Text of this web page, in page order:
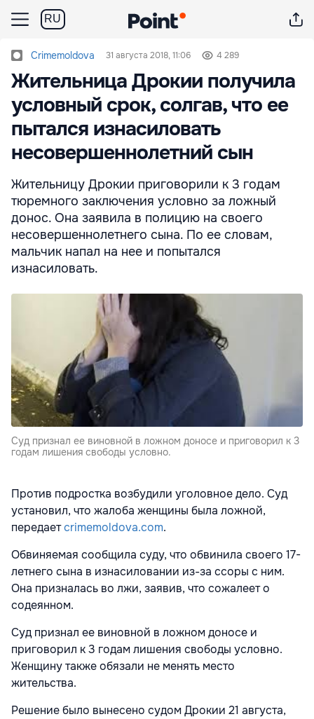
RU
Crimemoldova 31 августа 2018, 11:06 4 289
Жительница Дрокии получила
условный срок, солгав, что ее
пытался изнасиловать
несовершеннолетний сын
Жительницу Дрокии приговорили к 3 годам
тюремного заключения условно за ложный
донос. Она заявила в полицию на своего
несовершеннолетнего сына. По ее словам,
мальчик напал на нее и попытался
изнасиловать.
Суд признал ее виновной в ложном доносе и приговорил к 3
годам лишения свободы условно.
Против подростка возбудили уголовное дело. Суд
установил, что жалоба женщины была ложной,
передаетcrimemoldova.com.
Обвиняемая сообщила суду, что обвинила своего 17-
летнего сына в изнасиловании из-за ссоры с ним.
Она призналась во лжи, заявив, что сожалеет о
содеянном.
Суд признал ее виновной в ложном доносе и
приговорил к 3 годам лишения свободы условно.
Женщину также обязали не менять место
жительства.
Решение было вынесено судом Дрокии 21 августа,